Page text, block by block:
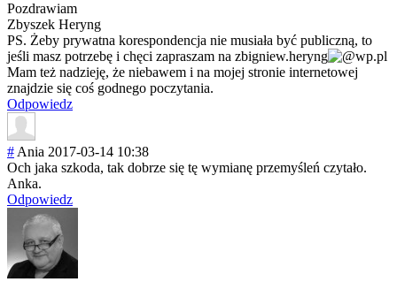
Pozdrawiam
Zbyszek Heryng
PS. Żeby prywatna korespondencja nie musiała być publiczną, to
jeśli masz potrzebę i chęci zapraszam na zbigniew.heryng
wp.pl
Mam też nadzieję, że niebawem i na mojej stronie internetowej
znajdzie się coś godnego poczytania.
Odpowiedz
# Ania 2017-03-14 10:38
Och jaka szkoda, tak dobrze się tę wymianę przemyśleń czytało.
Anka.
Odpowiedz